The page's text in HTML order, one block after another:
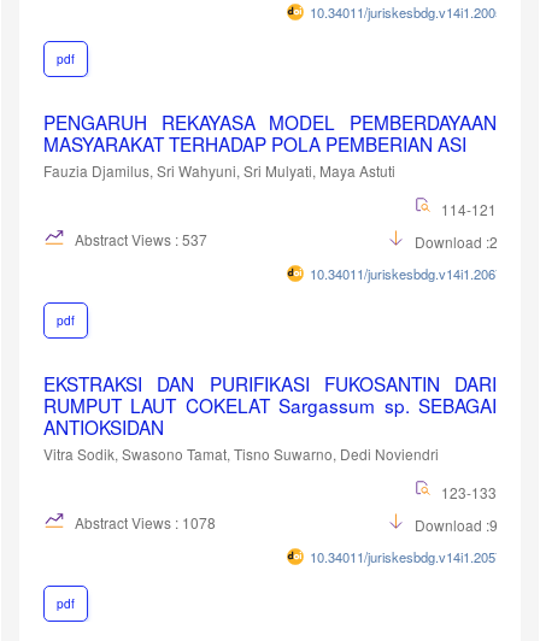
10.34011/juriskesbdg.v14i1.2005
pdf
PENGARUH REKAYASA MODEL PEMBERDAYAAN
MASYARAKAT TERHADAP POLA PEMBERIAN ASI
Fauzia Djamilus, Sri Wahyuni, Sri Mulyati, Maya Astuti
114-121
Abstract Views : 537
Download :252
10.34011/juriskesbdg.v14i1.2067
pdf
EKSTRAKSI DAN PURIFIKASI FUKOSANTIN DARI
RUMPUT LAUT COKELAT Sargassum sp. SEBAGAI
ANTIOKSIDAN
Vitra Sodik, Swasono Tamat, Tisno Suwarno, Dedi Noviendri
123-133
Abstract Views : 1078
Download :955
10.34011/juriskesbdg.v14i1.2057
pdf